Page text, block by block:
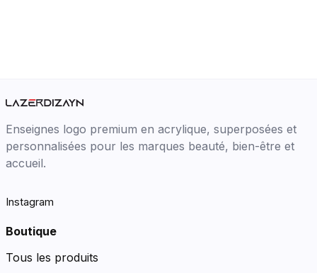
Enseignes logo premium en acrylique, superposées et
personnalisées pour les marques beauté, bien-être et
accueil.
Instagram
Boutique
Tous les produits